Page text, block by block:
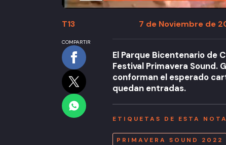
T13 7 de Noviembre de
COMPARTIR
El Parque Bicentenario de
Festival Primavera Sound.
conforman el esperado
quedan entradas.
ETIQUETAS DE ESTA NOTA
PRIMAVERA SOUND 2022